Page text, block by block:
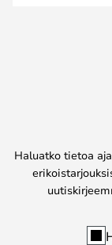
Haluatko tietoa